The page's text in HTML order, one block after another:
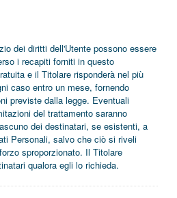
dei diritti dell'Utente possono essere
i recapiti forniti in questo
e il Titolare risponderà nel più
caso entro un mese, fornendo
previste dalla legge. Eventuali
del trattamento saranno
dei destinatari, se esistenti, a
Personali, salvo che ciò si riveli
sproporzionato. Il Titolare
qualora egli lo richieda.